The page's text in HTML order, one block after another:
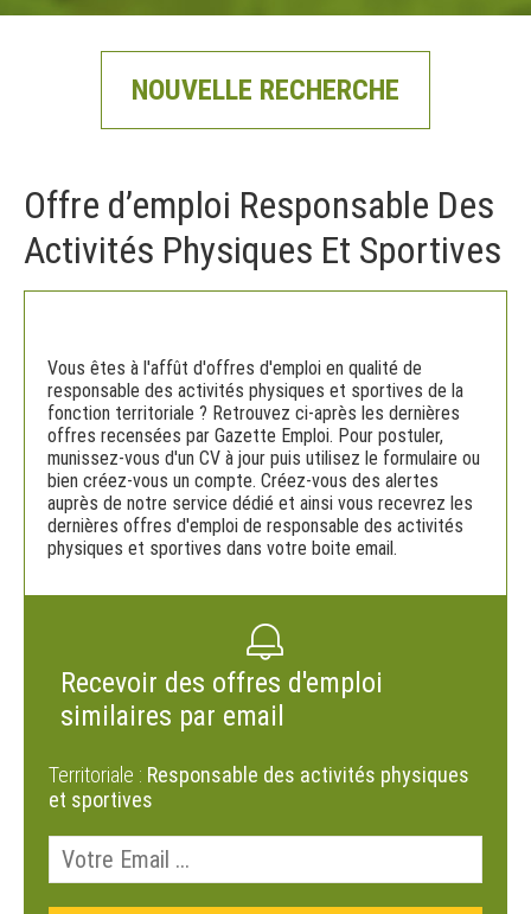
NOUVELLE RECHERCHE
Offre d’emploi Responsable Des
Activités Physiques Et Sportives
Vous êtes à l'affût d'offres d'emploi en qualité de
responsable des activités physiques et sportives de la
fonction territoriale ? Retrouvez ci-après les dernières
offres recensées par Gazette Emploi. Pour postuler,
munissez-vous d'un CV à jour puis utilisez le formulaire ou
bien créez-vous un compte. Créez-vous des alertes
auprès de notre service dédié et ainsi vous recevrez les
dernières offres d'emploi de responsable des activités
physiques et sportives dans votre boite email.
Recevoir des offres d'emploi
similaires par email
Territoriale : Responsable des activités physiques
et sportives